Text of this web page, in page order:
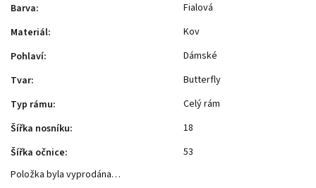
Barva:
Fialová
Materiál:
Kov
Pohlaví:
Dámské
Tvar:
Butterfly
Typ rámu:
Celý rám
Šířka nosníku:
18
Šířka očnice:
53
Položka byla vyprodána…